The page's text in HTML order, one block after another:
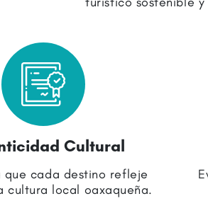
Cultural
que cada destino refleje
cultura local oaxaqueña.